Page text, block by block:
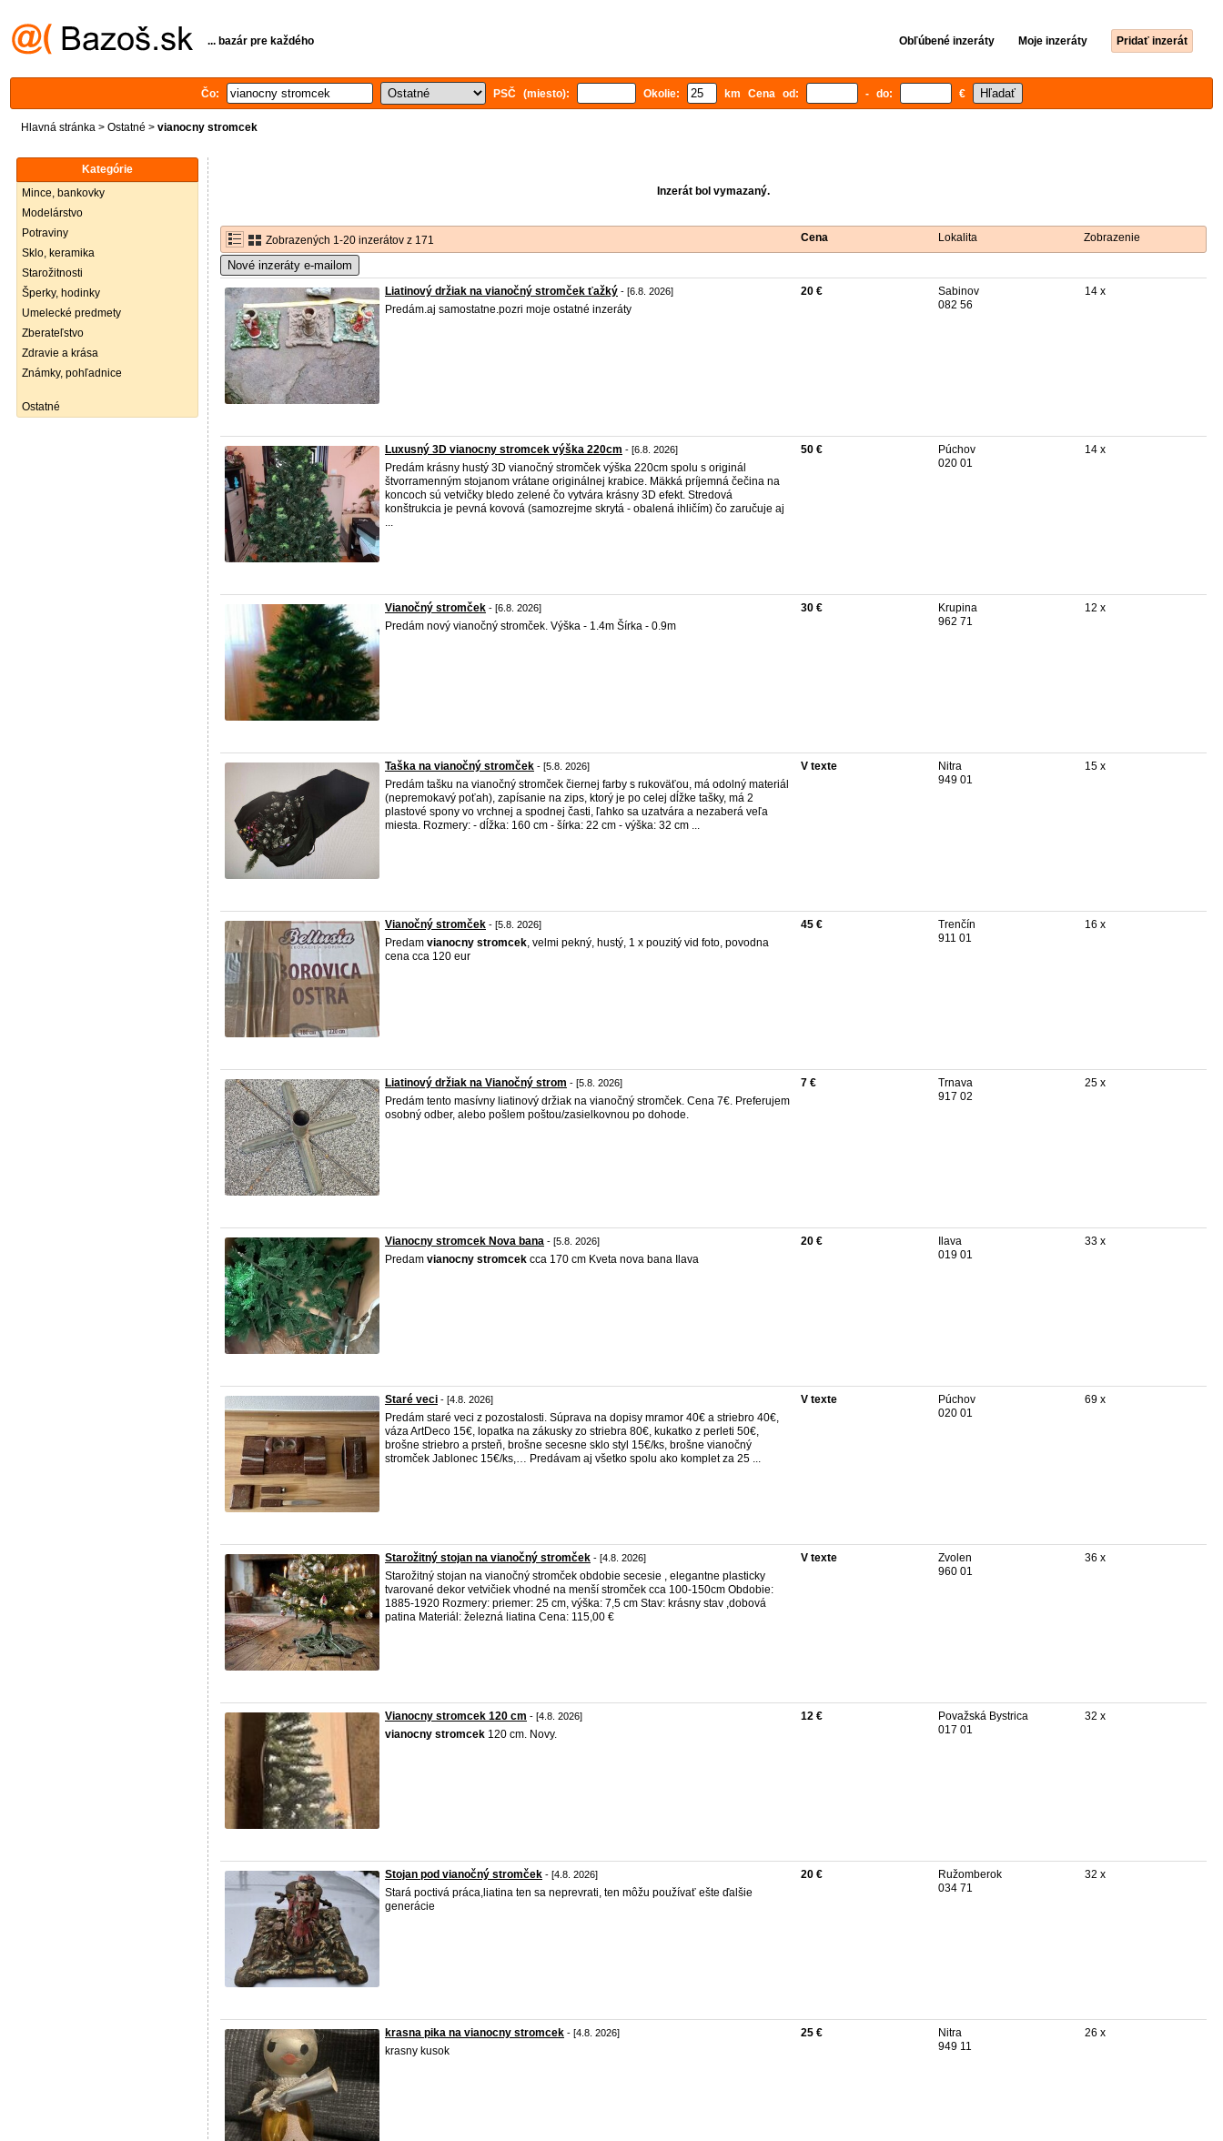
... bazár pre každého Obľúbené inzeráty Moje inzeráty Pridať inzerát
Čo: PSČ (miesto): Okolie: km Cena od: - do: €
Hlavná stránka > Ostatné > vianocny stromcek
Kategórie
Mince, bankovky
Modelárstvo
Potraviny
Sklo, keramika
Starožitnosti
Šperky, hodinky
Umelecké predmety
Zberateľstvo
Zdravie a krása
Známky, pohľadnice
Ostatné
Inzerát bol vymazaný.
Zobrazených 1-20 inzerátov z 171 Cena Lokalita Zobrazenie
Nové inzeráty e-mailom
Liatinový držiak na vianočný stromček ťažký - [6.8. 2026]
Predám.aj samostatne.pozri moje ostatné inzeráty
20 €
Sabinov
082 56
14 x
Luxusný 3D vianocny stromcek výška 220cm - [6.8. 2026]
Predám krásny hustý 3D vianočný stromček výška 220cm spolu s originál
štvorramenným stojanom vrátane originálnej krabice. Mäkká príjemná čečina na
koncoch sú vetvičky bledo zelené čo vytvára krásny 3D efekt. Stredová
konštrukcia je pevná kovová (samozrejme skrytá - obalená ihličím) čo zaručuje aj
...
50 €
Púchov
020 01
14 x
Vianočný stromček - [6.8. 2026]
Predám nový vianočný stromček. Výška - 1.4m Šírka - 0.9m
30 €
Krupina
962 71
12 x
Taška na vianočný stromček - [5.8. 2026]
Predám tašku na vianočný stromček čiernej farby s rukoväťou, má odolný materiál
(nepremokavý poťah), zapísanie na zips, ktorý je po celej dĺžke tašky, má 2
plastové spony vo vrchnej a spodnej časti, ľahko sa uzatvára a nezaberá veľa
miesta. Rozmery: - dĺžka: 160 cm - šírka: 22 cm - výška: 32 cm ...
V texte
Nitra
949 01
15 x
Vianočný stromček - [5.8. 2026]
Predam vianocny stromcek, velmi pekný, hustý, 1 x pouzitý vid foto, povodna
cena cca 120 eur
45 €
Trenčín
911 01
16 x
Liatinový držiak na Vianočný strom - [5.8. 2026]
Predám tento masívny liatinový držiak na vianočný stromček. Cena 7€. Preferujem
osobný odber, alebo pošlem poštou/zasielkovnou po dohode.
7 €
Trnava
917 02
25 x
Vianocny stromcek Nova bana - [5.8. 2026]
Predam vianocny stromcek cca 170 cm Kveta nova bana Ilava
20 €
Ilava
019 01
33 x
Staré veci - [4.8. 2026]
Predám staré veci z pozostalosti. Súprava na dopisy mramor 40€ a striebro 40€,
váza ArtDeco 15€, lopatka na zákusky zo striebra 80€, kukatko z perleti 50€,
brošne striebro a prsteň, brošne secesne sklo styl 15€/ks, brošne vianočný
stromček Jablonec 15€/ks,… Predávam aj všetko spolu ako komplet za 25 ...
V texte
Púchov
020 01
69 x
Starožitný stojan na vianočný stromček - [4.8. 2026]
Starožitný stojan na vianočný stromček obdobie secesie , elegantne plasticky
tvarované dekor vetvičiek vhodné na menší stromček cca 100-150cm Obdobie:
1885-1920 Rozmery: priemer: 25 cm, výška: 7,5 cm Stav: krásny stav ,dobová
patina Materiál: železná liatina Cena: 115,00 €
V texte
Zvolen
960 01
36 x
Vianocny stromcek 120 cm - [4.8. 2026]
vianocny stromcek 120 cm. Novy.
12 €
Považská Bystrica
017 01
32 x
Stojan pod vianočný stromček - [4.8. 2026]
Stará poctivá práca,liatina ten sa neprevrati, ten môžu používať ešte ďalšie
generácie
20 €
Ružomberok
034 71
32 x
krasna pika na vianocny stromcek - [4.8. 2026]
krasny kusok
25 €
Nitra
949 11
26 x